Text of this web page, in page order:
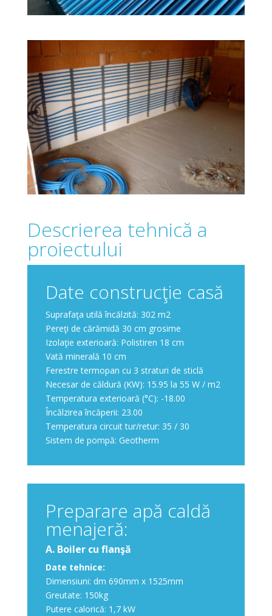
Descrierea tehnică a
proiectului
Date construcţie casă
Suprafaţa utilă încălzită: 302 m2
Pereţi de cărămidă 30 cm grosime
Izolaţie exterioară: Polistiren 18 cm
Vată minerală 10 cm
Ferestre termopan cu 3 straturi de sticlă
Necesar de căldură (KW): 15.95 la 55 W / m2
Temperatura exterioară (°C): -18.00
Încălzirea încăperii: 23.00
Temperatura circuit tur/retur: 35 / 30
Sistem de pompă: Geotherm
Preparare apă caldă
menajeră:
A. Boiler cu flanşă
Date tehnice:
Dimensiuni: dm 690mm x 1525mm
Greutate: 150kg
Putere calorică: 1,7 kW